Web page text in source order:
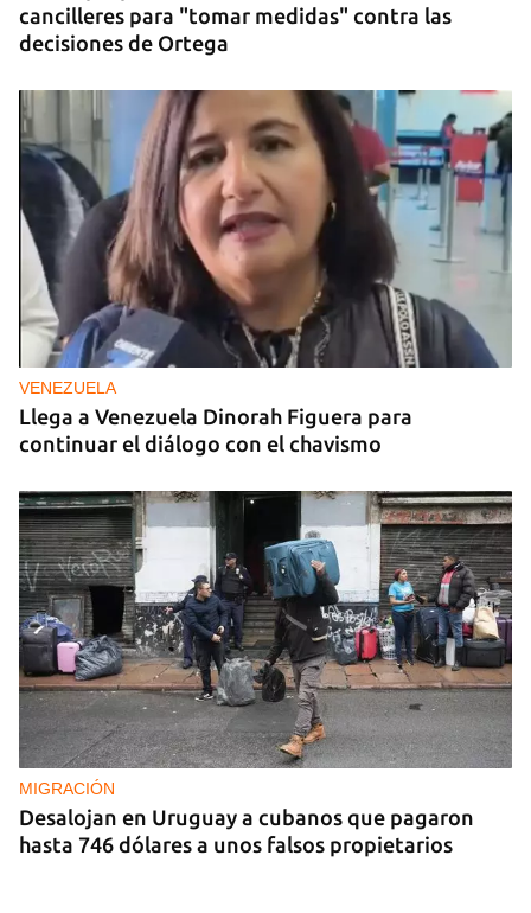
cancilleres para "tomar medidas" contra las
decisiones de Ortega
VENEZUELA
Llega a Venezuela Dinorah Figuera para
continuar el diálogo con el chavismo
MIGRACIÓN
Desalojan en Uruguay a cubanos que pagaron
hasta 746 dólares a unos falsos propietarios